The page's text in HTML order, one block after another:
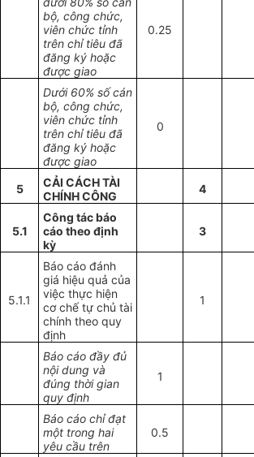
bộ, công chức,
viên chức tỉnh
trên chỉ tiêu đã
đăng ký hoặc
được giao
0.25
Dưới 60% số cán
bộ, công chức,
viên chức tỉnh
trên chỉ tiêu đã
đăng ký hoặc
được giao
0
5
CẢI CÁCH TÀI
CHÍNH CÔNG
4
5.1
Công tác báo
cáo theo định
kỳ
3
5.1.1
Báo cáo đánh
giá hiệu quả của
việc thực hiện
cơ chế tự chủ tài
chính theo quy
định
1
Báo cáo đầy đủ
nội dung và
đúng thời gian
quy định
1
Báo cáo chỉ đạt
một trong hai
yêu cầu trên
0.5